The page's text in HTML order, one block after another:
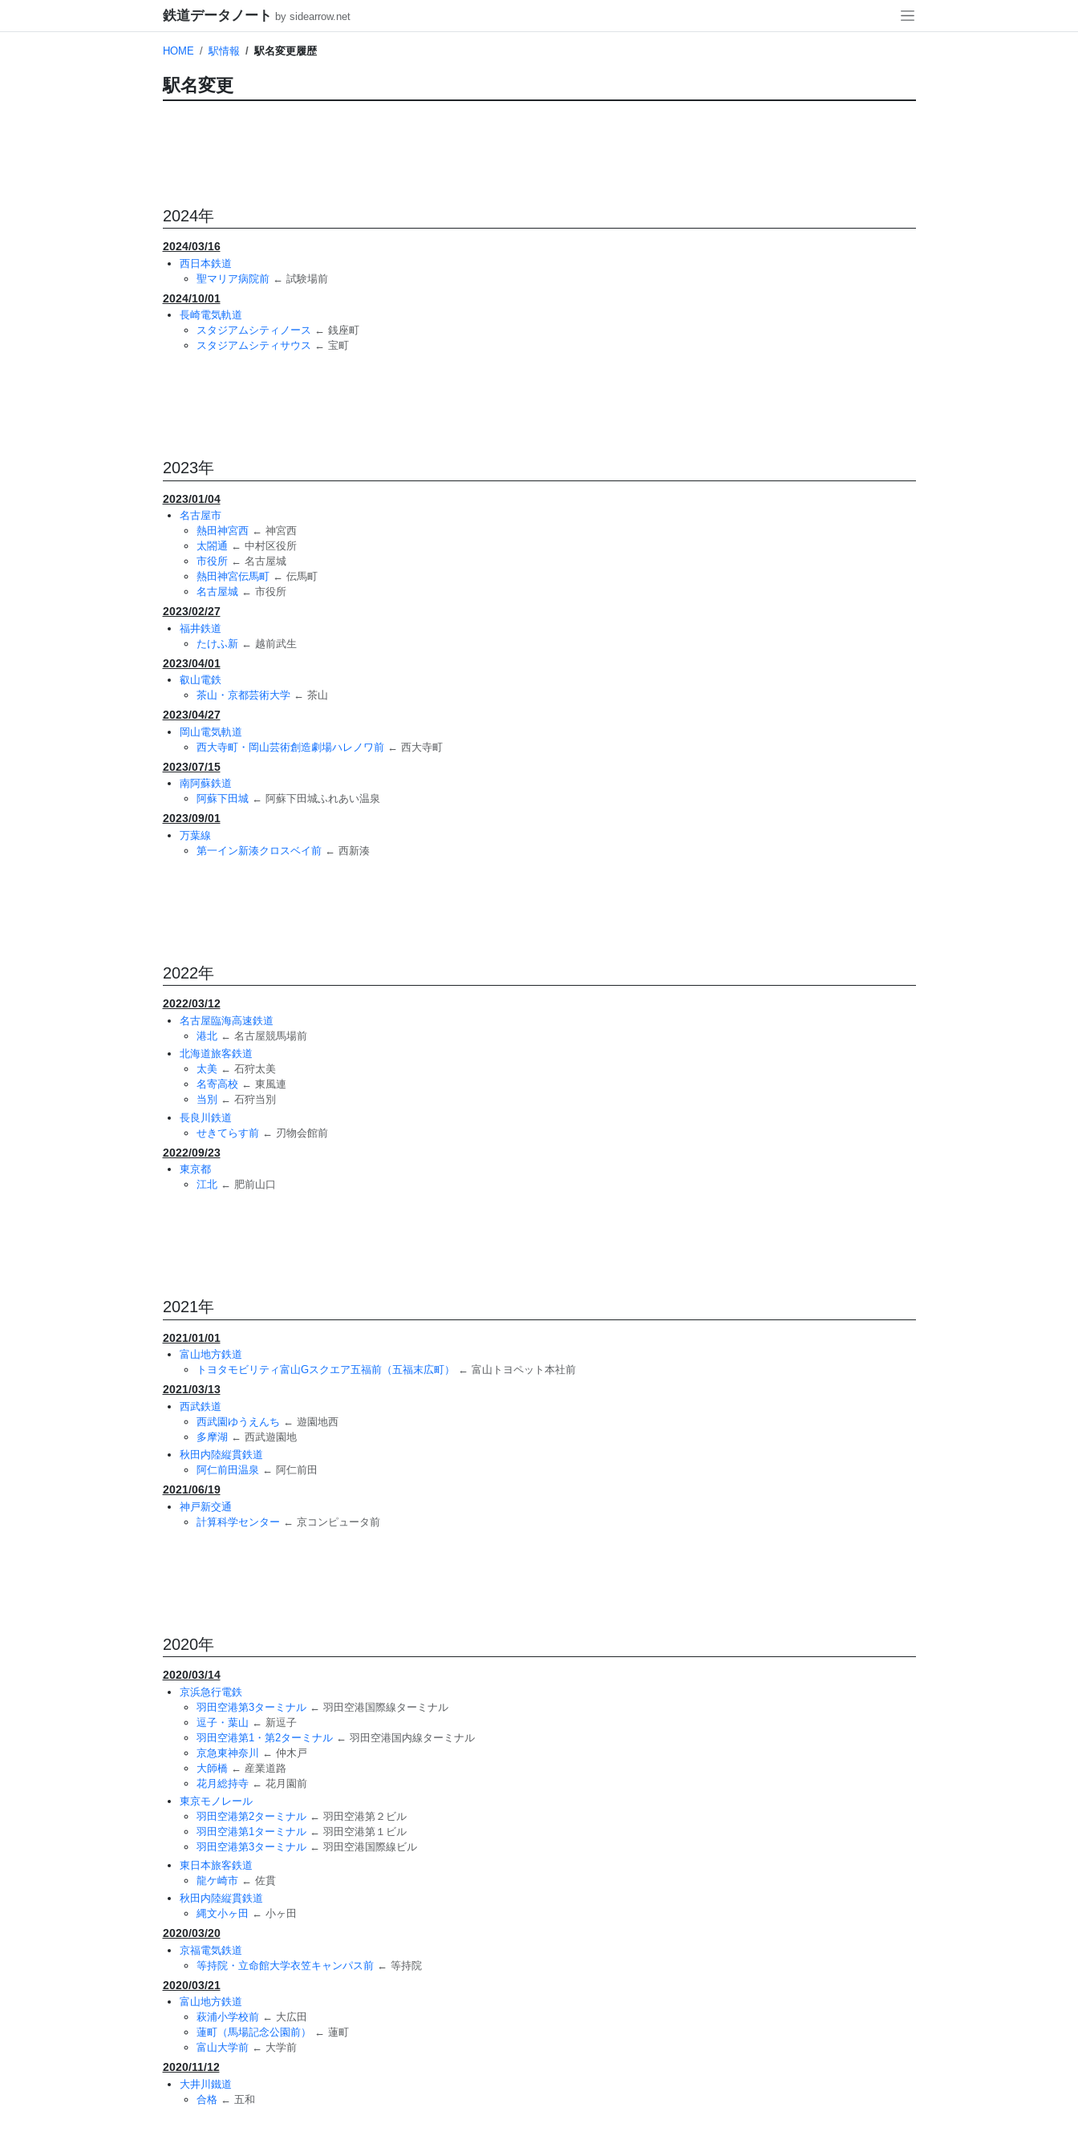
鉄道データノート by sidearrow.net
HOME 駅情報 駅名変更履歴
駅名変更
2024年
2024/03/16
西日本鉄道
聖マリア病院前 ← 試験場前
2024/10/01
長崎電気軌道
スタジアムシティノース ← 銭座町
スタジアムシティサウス ← 宝町
2023年
2023/01/04
名古屋市
熱田神宮西 ← 神宮西
太閤通 ← 中村区役所
市役所 ← 名古屋城
熱田神宮伝馬町 ← 伝馬町
名古屋城 ← 市役所
2023/02/27
福井鉄道
たけふ新 ← 越前武生
2023/04/01
叡山電鉄
茶山・京都芸術大学 ← 茶山
2023/04/27
岡山電気軌道
西大寺町・岡山芸術創造劇場ハレノワ前 ← 西大寺町
2023/07/15
南阿蘇鉄道
阿蘇下田城 ← 阿蘇下田城ふれあい温泉
2023/09/01
万葉線
第一イン新湊クロスベイ前 ← 西新湊
2022年
2022/03/12
名古屋臨海高速鉄道
港北 ← 名古屋競馬場前
北海道旅客鉄道
太美 ← 石狩太美
名寄高校 ← 東風連
当別 ← 石狩当別
長良川鉄道
せきてらす前 ← 刃物会館前
2022/09/23
東京都
江北 ← 肥前山口
2021年
2021/01/01
富山地方鉄道
トヨタモビリティ富山Gスクエア五福前（五福末広町）
← 富山トヨペット本社前
2021/03/13
西武鉄道
西武園ゆうえんち ← 遊園地西
多摩湖 ← 西武遊園地
秋田内陸縦貫鉄道
阿仁前田温泉 ← 阿仁前田
2021/06/19
神戸新交通
計算科学センター ← 京コンピュータ前
2020年
2020/03/14
京浜急行電鉄
羽田空港第3ターミナル ← 羽田空港国際線ターミナル
逗子・葉山 ← 新逗子
羽田空港第1・第2ターミナル ← 羽田空港国内線ターミナル
京急東神奈川 ← 仲木戸
大師橋 ← 産業道路
花月総持寺 ← 花月園前
東京モノレール
羽田空港第2ターミナル ← 羽田空港第２ビル
羽田空港第1ターミナル ← 羽田空港第１ビル
羽田空港第3ターミナル ← 羽田空港国際線ビル
東日本旅客鉄道
龍ケ崎市 ← 佐貫
秋田内陸縦貫鉄道
縄文小ヶ田 ← 小ヶ田
2020/03/20
京福電気鉄道
等持院・立命館大学衣笠キャンパス前 ← 等持院
2020/03/21
富山地方鉄道
萩浦小学校前 ← 大広田
蓮町（馬場記念公園前）
← 蓮町
富山大学前 ← 大学前
2020/11/12
大井川鐵道
合格 ← 五和